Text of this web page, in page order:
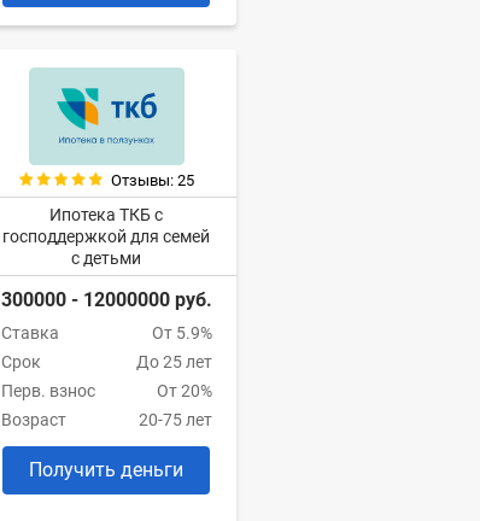
Отзывы: 25
Ипотека ТКБ с
господдержкой для семей
с детьми
300000 - 12000000 руб.
Ставка
От 5.9%
Срок
До 25 лет
Перв. взнос
От 20%
Возраст
20-75 лет
Получить деньги